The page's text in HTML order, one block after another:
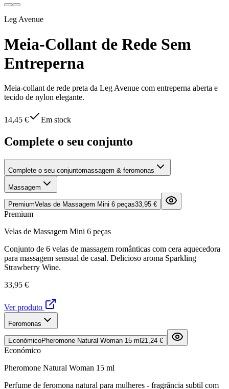
Leg Avenue
Meia-Collant de Rede Sem
Entreperna
Meia-collant de rede preta da Leg Avenue com entreperna aberta e
tecido de nylon elegante.
14,45 € Em stock
Complete o seu conjunto
Complete o seu conjuntomassagem & feromonas
Massagem
PremiumVelas de Massagem Mini 6 peças33,95 €
Premium
Velas de Massagem Mini 6 peças
Conjunto de 6 velas de massagem românticas com cera aquecedora
para massagem sensual de casal. Delicioso aroma Sparkling
Strawberry Wine.
33,95 €
Ver produto
Feromonas
EconómicoPheromone Natural Woman 15 ml 21,24 €
Económico
Pheromone Natural Woman 15 ml
Perfume de feromona natural para mulheres - fragrância subtil com